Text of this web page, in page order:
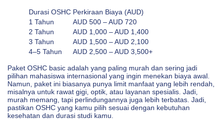
Durasi OSHC Perkiraan Biaya (AUD)
1 Tahun
AUD 500 – AUD 720
2 Tahun
AUD 1,000 – AUD 1,400
3 Tahun
AUD 1,500 – AUD 2,100
4–5 Tahun
AUD 2,500 – AUD 3,500+
Paket OSHC basic adalah yang paling murah dan sering jadi
pilihan mahasiswa internasional yang ingin menekan biaya awal.
Namun, paket ini biasanya punya limit manfaat yang lebih rendah,
misalnya untuk rawat gigi, optik, atau layanan spesialis. Jadi,
murah memang, tapi perlindungannya juga lebih terbatas. Jadi,
pastikan OSHC yang kamu pilih sesuai dengan kebutuhan
kesehatan dan durasi studi kamu.